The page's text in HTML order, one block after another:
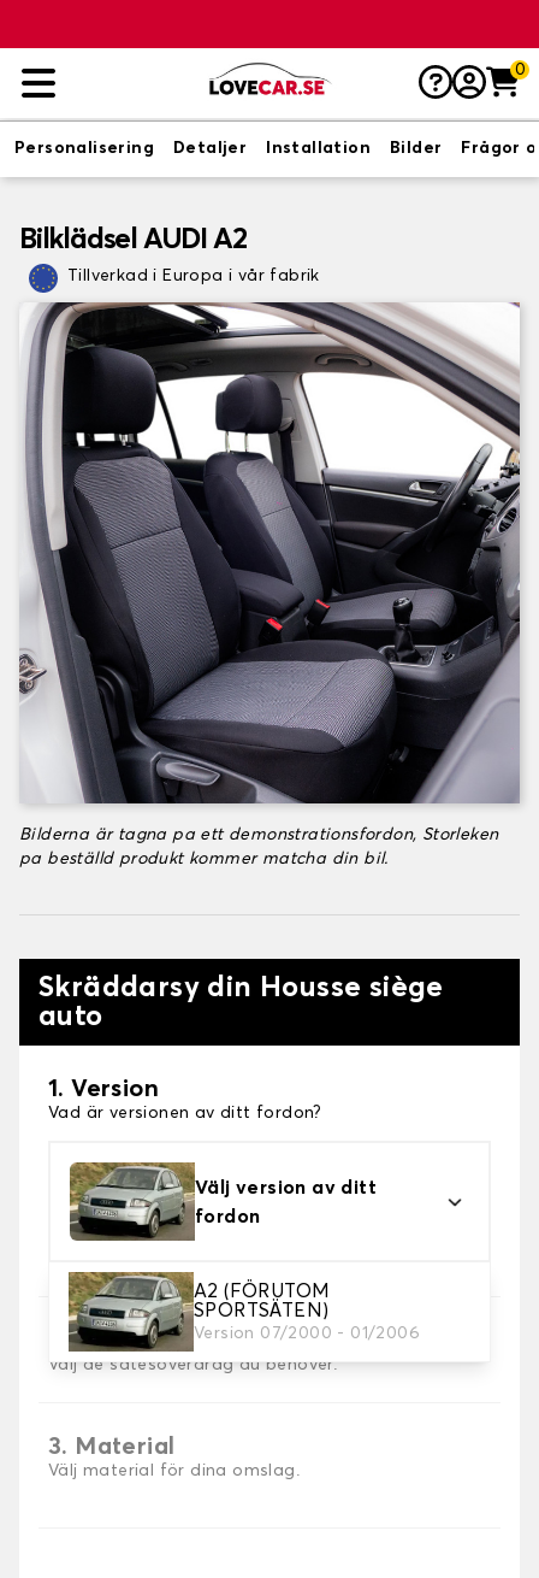
0
Personalisering Detaljer Installation Bilder Frågor
Bilklädsel AUDI A2
Tillverkad i Europa i vår fabrik
Bilderna är tagna pa ett demonstrationsfordon, Storleken
pa beställd produkt kommer matcha din bil.
Skräddarsy din Housse siège
auto
1. Version
Vad är versionen av ditt fordon?
Välj version av ditt
fordon
A2 (FÖRUTOM
SPORTSÄTEN)
Version 07/2000 - 01/2006
2. Val av spel
Välj de sätesöverdrag du behöver.
3. Material
Välj material för dina omslag.